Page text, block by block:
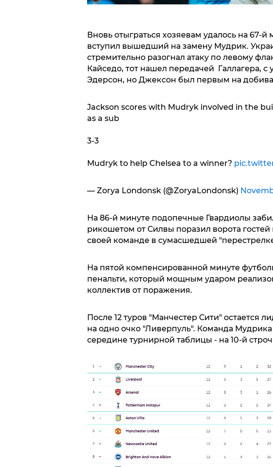
Вновь отыграться хозяевам удалось на 67-й
вступил вышедший на замену Мудрик.
стремительно разогнал атаку по левому
Кайседо, тот нашел передачей Галлагера, с
Эдерсон, но Джексон был первым на
Jackson scores with Mudryk involved in the
as a sub
3-3
Mudryk to help Chelsea to a winner?
— Zorya Londonsk (@ZoryaLondonsk)
На 86-й минуте подопечные Гвардиолы
рикошетом от Силвы поразил ворота гостей
своей команде в сумасшедшей
На пятой компенсированной минуте
пенальти, который мощным ударом
коллектив от поражения.
После 12 туров "Манчестер Сити" остается
на одно очко "Ливерпуль". Команда Мудрика
середине турнирной таблицы - на 10-й